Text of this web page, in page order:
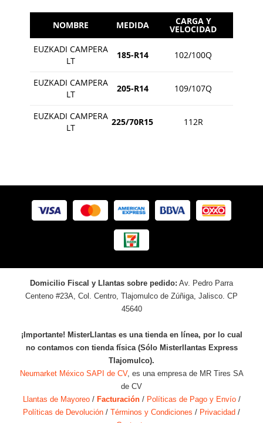
NOMBRE MEDIDA CARGA Y
VELOCIDAD
EUZKADI CAMPERA
LT
185-R14 102/100Q
EUZKADI CAMPERA
LT
205-R14 109/107Q
EUZKADI CAMPERA
LT
225/70R15 112R
Domicilio Fiscal y Llantas sobre pedido: Av. Pedro Parra
Centeno #23A, Col. Centro, Tlajomulco de Zúñiga, Jalisco. CP
45640
¡Importante! MisterLlantas es una tienda en línea, por lo cual
no contamos con tienda física (Sólo Misterllantas Express
Tlajomulco).
Neumarket México SAPI de CV, es una empresa de MR Tires SA
de CV
Llantas de Mayoreo/ Facturación/ Políticas de Pago y Envío/
Políticas de Devolución / Términos y Condiciones / Privacidad /